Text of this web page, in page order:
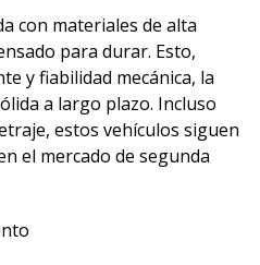
con materiales de alta
para durar. Esto,
y fiabilidad mecánica, la
a largo plazo. Incluso
estos vehículos siguen
el mercado de segunda